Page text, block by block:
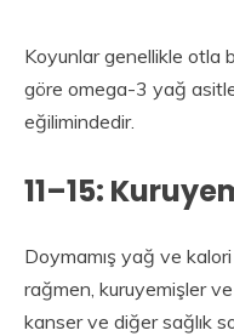
Koyunlar genellikle otla
göre omega-3 yağ
eğilimindedir.
11–15:
Doymamış yağ ve kalori
rağmen, kuruyemişler
kanser ve diğer sağlık